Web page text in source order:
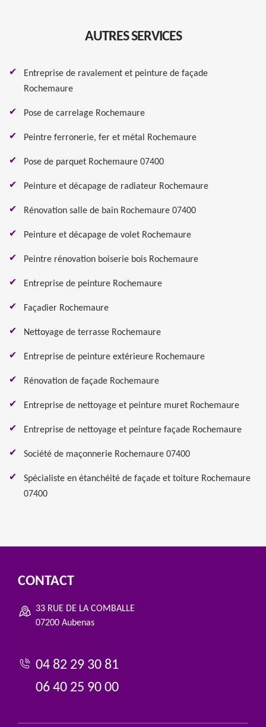
AUTRES SERVICES
Entreprise de ravalement et peinture de façade
Rochemaure
Pose de carrelage Rochemaure
Peintre ferronerie, fer et métal Rochemaure
Pose de parquet Rochemaure 07400
Peinture et décapage de radiateur Rochemaure
Rénovation salle de bain Rochemaure 07400
Peinture et décapage de volet Rochemaure
Peintre rénovation boiserie bois Rochemaure
Entreprise de peinture Rochemaure
Façadier Rochemaure
Nettoyage de terrasse Rochemaure
Entreprise de peinture extérieure Rochemaure
Rénovation de façade Rochemaure
Entreprise de nettoyage et peinture muret Rochemaure
Entreprise de nettoyage et peinture façade Rochemaure
Société de maçonnerie Rochemaure 07400
Spécialiste en étanchéité de façade et toiture Rochemaure
07400
CONTACT
33 RUE DE LA COMBALLE
07200 Aubenas
04 82 29 30 81
06 40 25 90 00